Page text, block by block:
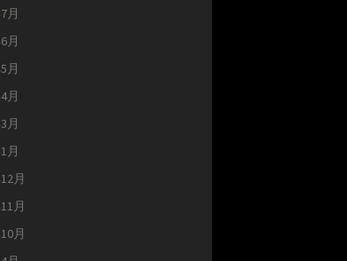
月
月
月
月
月
月
月
月
月